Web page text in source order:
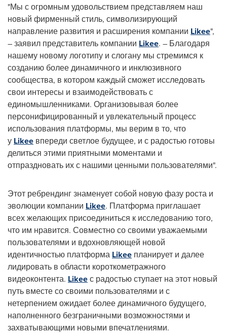
"Мы с огромным удовольствием представляем наш
новый фирменный стиль, символизирующий
направление развития и расширения компании Likee",
– заявил представитель компании Likee. – Благодаря
нашему новому логотипу и слогану мы стремимся к
созданию более динамичного и инклюзивного
сообщества, в котором каждый сможет исследовать
свои интересы и взаимодействовать с
единомышленниками. Организовывая более
персонифицированный и увлекательный процесс
использования платформы, мы верим в то, что
у Likee впереди светлое будущее, и с радостью готовы
делиться этими приятными моментами и
отпраздновать их с нашими ценными пользователями".
Этот ребрендинг знаменует собой новую фазу роста и
эволюции компании Likee. Платформа приглашает
всех желающих присоединиться к исследованию того,
что им нравится. Совместно со своими уважаемыми
пользователями и вдохновляющей новой
идентичностью платформа Likee планирует и далее
лидировать в области короткометражного
видеоконтента. Likeeс радостью ступает на этот новый
путь вместе со своими пользователями и с
нетерпением ожидает более динамичного будущего,
наполненного безграничными возможностями и
захватывающими новыми впечатлениями.